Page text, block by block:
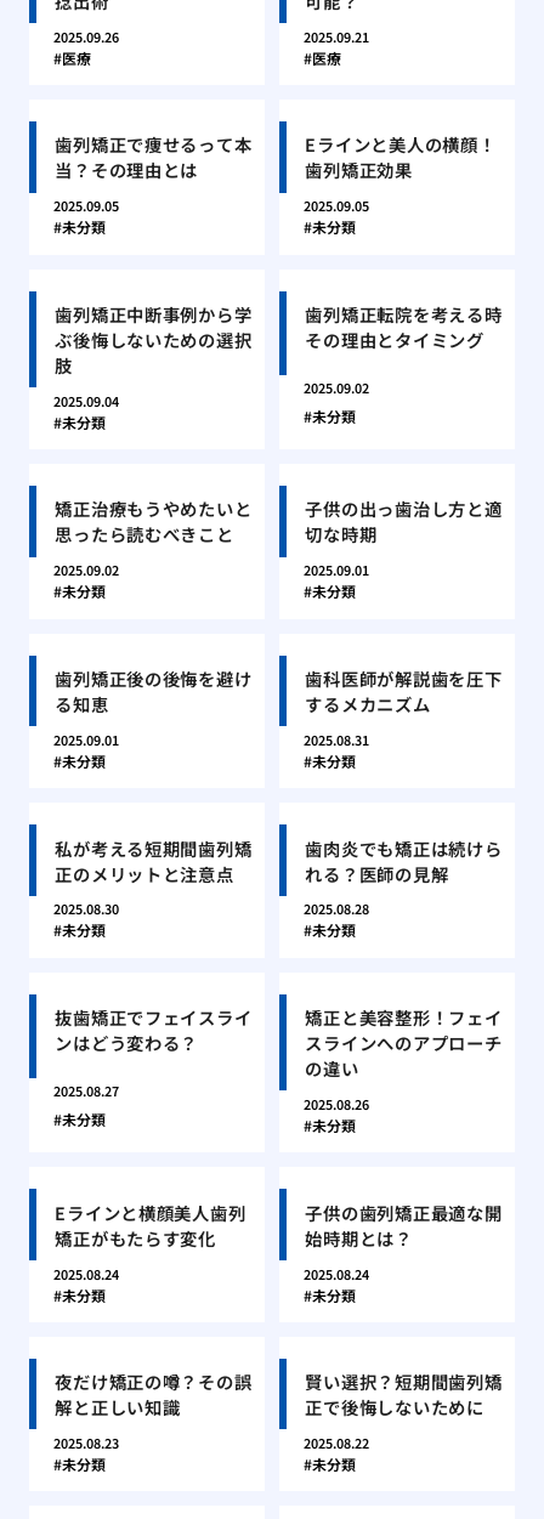
2025.09.26
医療
2025.09.21
医療
歯列矯正で痩せるって本
当？その理由とは
2025.09.05
未分類
Eラインと美人の横顔！
歯列矯正効果
2025.09.05
未分類
歯列矯正中断事例から学
ぶ後悔しないための選択
肢
2025.09.04
未分類
歯列矯正転院を考える時
その理由とタイミング
2025.09.02
未分類
矯正治療もうやめたいと
思ったら読むべきこと
2025.09.02
未分類
子供の出っ歯治し方と適
切な時期
2025.09.01
未分類
歯列矯正後の後悔を避け
る知恵
2025.09.01
未分類
歯科医師が解説歯を圧下
するメカニズム
2025.08.31
未分類
私が考える短期間歯列矯
正のメリットと注意点
2025.08.30
未分類
歯肉炎でも矯正は続けら
れる？医師の見解
2025.08.28
未分類
抜歯矯正でフェイスライ
ンはどう変わる？
2025.08.27
未分類
矯正と美容整形！フェイ
スラインへのアプローチ
の違い
2025.08.26
未分類
Eラインと横顔美人歯列
矯正がもたらす変化
2025.08.24
未分類
子供の歯列矯正最適な開
始時期とは？
2025.08.24
未分類
夜だけ矯正の噂？その誤
解と正しい知識
2025.08.23
未分類
賢い選択？短期間歯列矯
正で後悔しないために
2025.08.22
未分類